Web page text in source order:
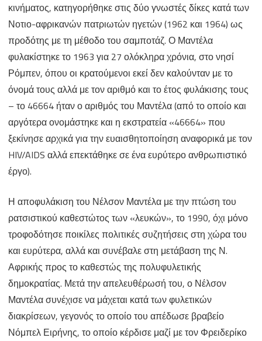
κινήματος, κατηγορήθηκε στις δύο γνωστές δίκες κατά των
Νοτιο-αφρικανών πατριωτών ηγετών (1962 και 1964) ως
προδότης με τη μέθοδο του σαμποτάζ. Ο Μαντέλα
φυλακίστηκε το 1963 για 27 ολόκληρα χρόνια, στο νησί
Ρόμπεν, όπου οι κρατούμενοι εκεί δεν καλούνταν με το
όνομά τους αλλά με τον αριθμό και το έτος φυλάκισης τους
– το 46664 ήταν ο αριθμός του Μαντέλα (από το οποίο και
αργότερα ονομάστηκε και η εκστρατεία «46664» που
ξεκίνησε αρχικά για την ευαισθητοποίηση αναφορικά με τον
HIV/AIDS αλλά επεκτάθηκε σε ένα ευρύτερο ανθρωπιστικό
έργο).
Η αποφυλάκιση του Νέλσον Μαντέλα με την πτώση του
ρατσιστικού καθεστώτος των «λευκών», το 1990, όχι μόνο
τροφοδότησε ποικίλες πολιτικές συζητήσεις στη χώρα του
και ευρύτερα, αλλά και συνέβαλε στη μετάβαση της Ν.
Αφρικής προς το καθεστώς της πολυφυλετικής
δημοκρατίας. Μετά την απελευθέρωσή του, ο Νέλσον
Μαντέλα συνέχισε να μάχεται κατά των φυλετικών
διακρίσεων, γεγονός το οποίο του απέδωσε βραβείο
Νόμπελ Ειρήνης, το οποίο κέρδισε μαζί με τον Φρειδερίκο